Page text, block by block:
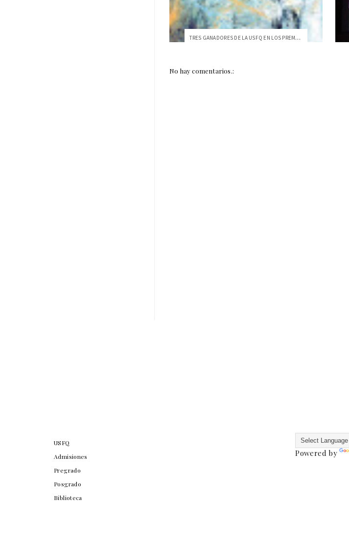
TRES GANADORES DE LA USFQ EN LOS PREMIOS...
No hay comentarios.:
USFQ
Admisiones
Pregrado
Posgrado
Biblioteca
Powered by